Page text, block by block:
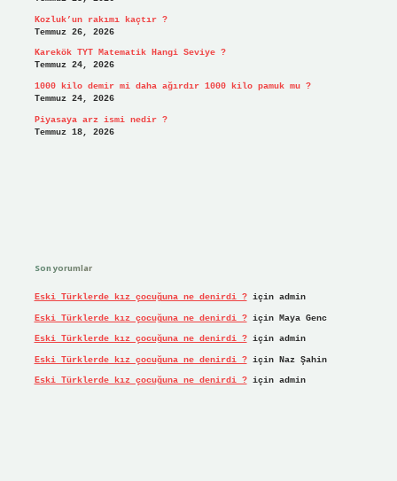
Kozluk’un rakımı kaçtır ?
Temmuz 26, 2026
Karekök TYT Matematik Hangi Seviye ?
Temmuz 24, 2026
1000 kilo demir mi daha ağırdır 1000 kilo pamuk mu ?
Temmuz 24, 2026
Piyasaya arz ismi nedir ?
Temmuz 18, 2026
Son yorumlar
Eski Türklerde kız çocuğuna ne denirdi ?için admin
Eski Türklerde kız çocuğuna ne denirdi ?için Maya Genc
Eski Türklerde kız çocuğuna ne denirdi ?için admin
Eski Türklerde kız çocuğuna ne denirdi ?için Naz Şahin
Eski Türklerde kız çocuğuna ne denirdi ?için admin